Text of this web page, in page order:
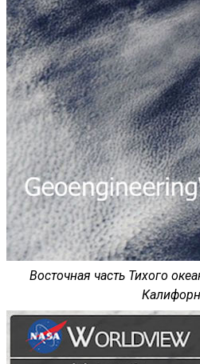
Восточная часть Тихого